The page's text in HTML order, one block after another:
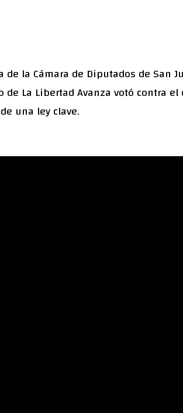
la Cámara de Diputados de San
La Libertad Avanza votó contra
una ley clave.